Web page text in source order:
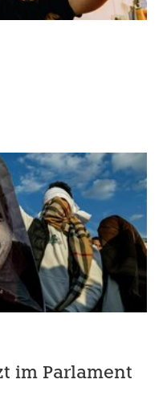
im Parlament